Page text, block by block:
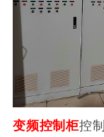
变频控制柜控